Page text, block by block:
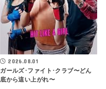
2026.08.01
ガールズ･ファイト･クラブ〜どん
底から這い上がれ〜